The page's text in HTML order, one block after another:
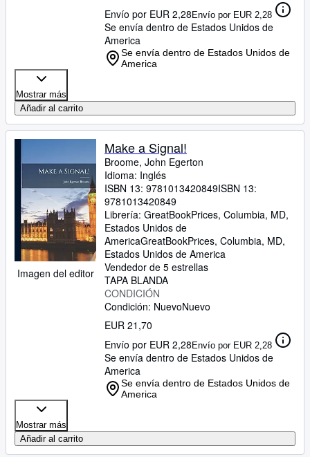
Envío por EUR 2,28Envío por EUR 2,28
Se envía dentro de Estados Unidos de
America
Se envía dentro de Estados Unidos de
America
Mostrar más
Añadir al carrito
Imagen del editor
Make a Signal!
Broome, John Egerton
Idioma: Inglés
ISBN 13: 9781013420849ISBN 13:
9781013420849
Librería: GreatBookPrices, Columbia, MD,
Estados Unidos de
AmericaGreatBookPrices, Columbia, MD,
Estados Unidos de America
Vendedor de 5 estrellas
TAPA BLANDA
CONDICIÓN
Condición: NuevoNuevo
EUR 21,70
Envío por EUR 2,28Envío por EUR 2,28
Se envía dentro de Estados Unidos de
America
Se envía dentro de Estados Unidos de
America
Mostrar más
Añadir al carrito